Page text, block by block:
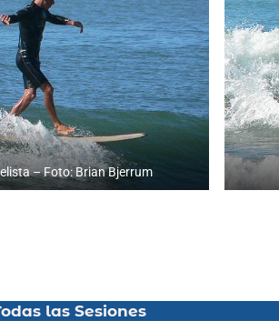
– Foto: Brian Bjerrum
las Sesiones